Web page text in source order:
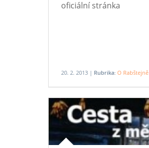
oficiální stránka
20. 2. 2013 | Rubrika: O Rabštejně